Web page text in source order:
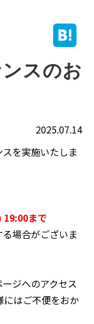
スのお
2025.07.14
を実施いたしま
まで
場合がございま
ジへのアクセス
にはご不便をおか